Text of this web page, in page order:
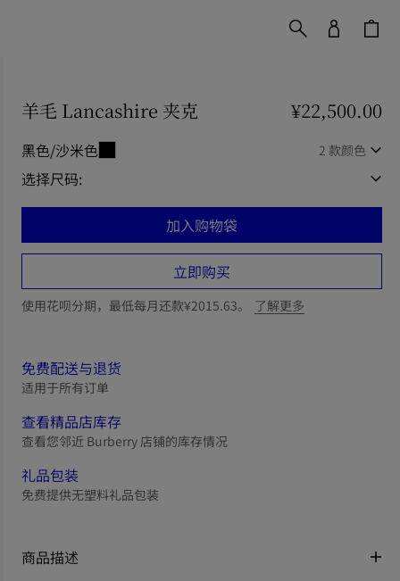
羊毛 Lancashire 夹克 价格 ¥22,500.00¥22,500.00
黑色/沙米色 2 款颜色
选择尺码:
加入购物袋
立即购买
使用花呗分期，最低每月还款¥2015.63。 了解更多
免费配送与退货
适用于所有订单
查看精品店库存
查看您邻近 Burberry 店铺的库存情况
礼品包装
免费提供无塑料礼品包装
商品描述